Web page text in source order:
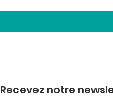
Recevez notre